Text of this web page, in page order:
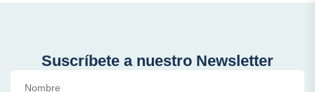
Suscríbete a nuestro Newsletter